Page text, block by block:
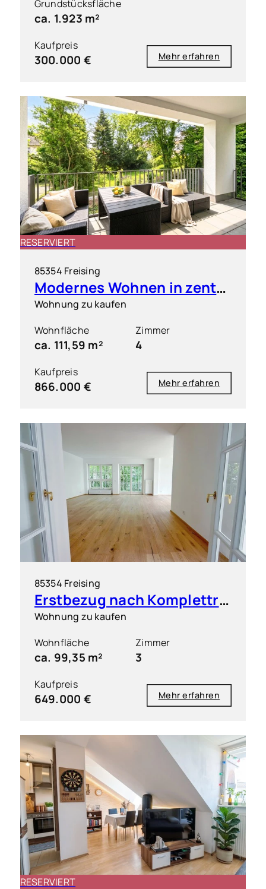
Grundstücksfläche
ca. 1.923 m²
Kaufpreis
300.000 € Mehr erfahren
RESERVIERT
85354 Freising
Modernes Wohnen in zentraler Bestlage von Freising inkl. 2 TG-Stellplätze
Wohnung zu kaufen
Wohnfläche
ca. 111,59 m²
Zimmer
4
Kaufpreis
866.000 € Mehr erfahren
85354 Freising
Erstbezug nach Komplettrenovierung: Elegante 3 Zimmer Wohnung in zentrumsnaher Lage
Wohnung zu kaufen
Wohnfläche
ca. 99,35 m²
Zimmer
3
Kaufpreis
649.000 € Mehr erfahren
RESERVIERT